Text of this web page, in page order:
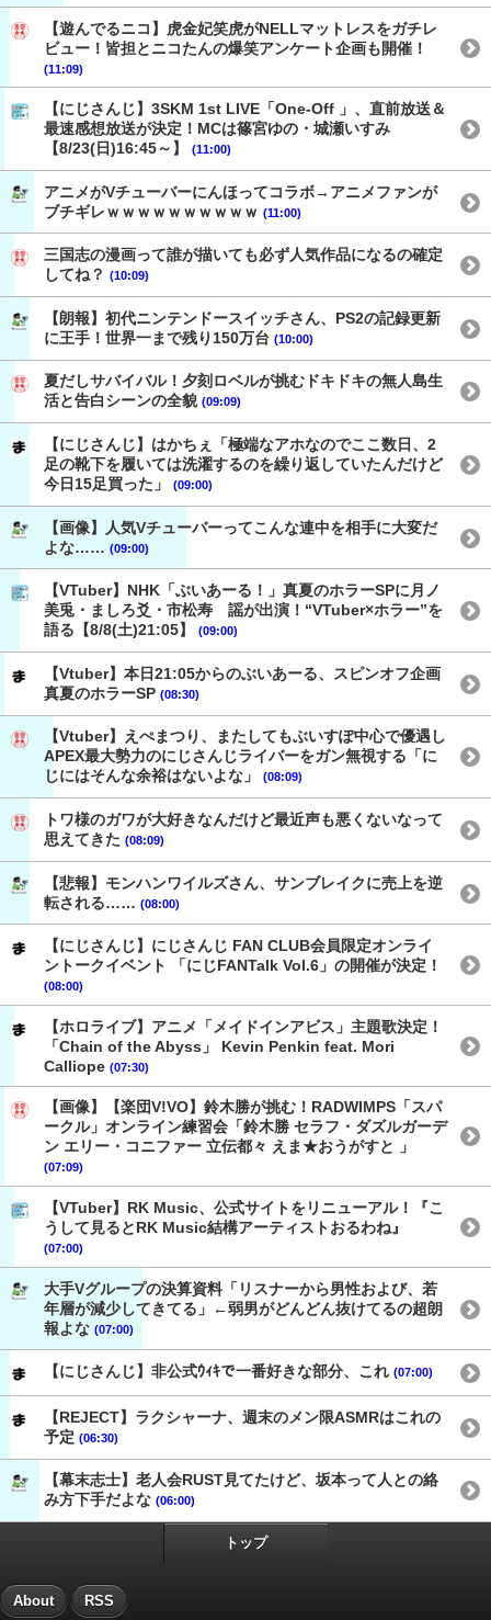
【遊んでるニコ】虎金妃笑虎がNELLマットレスをガチレ
ビュー！皆担とニコたんの爆笑アンケート企画も開催！
(11:09)
【にじさんじ】3SKM 1st LIVE「One-Off 」、直前放送＆
最速感想放送が決定！MCは篠宮ゆの・城瀬いすみ
【8/23(日)16:45～】
(11:00)
アニメがVチューバーにんほってコラボ→アニメファンが
ブチギレｗｗｗｗｗｗｗｗｗｗ (11:00)
三国志の漫画って誰が描いても必ず人気作品になるの確定
してね？ (10:09)
【朗報】初代ニンテンドースイッチさん、PS2の記録更新
に王手！世界一まで残り150万台 (10:00)
夏だしサバイバル！夕刻ロベルが挑むドキドキの無人島生
活と告白シーンの全貌 (09:09)
【にじさんじ】はかちぇ「極端なアホなのでここ数日、2
足の靴下を履いては洗濯するのを繰り返していたんだけど
今日15足買った」
(09:00)
【画像】人気Vチューバーってこんな連中を相手に大変だ
よな…… (09:00)
【VTuber】NHK「ぶいあーる！」真夏のホラーSPに月ノ
美兎・ましろ爻・市松寿ゞ謡が出演！“VTuber×ホラー”を
語る【8/8(土)21:05】
(09:00)
【Vtuber】本日21:05からのぶいあーる、スピンオフ企画
真夏のホラーSP (08:30)
【Vtuber】えぺまつり、またしてもぶいすぽ中心で優遇し
APEX最大勢力のにじさんじライバーをガン無視する「に
じにはそんな余裕はないよな」
(08:09)
トワ様のガワが大好きなんだけど最近声も悪くないなって
思えてきた (08:09)
【悲報】モンハンワイルズさん、サンブレイクに売上を逆
転される…… (08:00)
【にじさんじ】にじさんじ FAN CLUB会員限定オンライ
ントークイベント 「にじFANTalk Vol.6」の開催が決定！
(08:00)
【ホロライブ】アニメ「メイドインアビス」主題歌決定！
「Chain of the Abyss」 Kevin Penkin feat. Mori
Calliope (07:30)
【画像】【楽団V!VO】鈴木勝が挑む！RADWIMPS「スパ
ークル」オンライン練習会「鈴木勝 セラフ・ダズルガーデ
ン エリー・コニファー 立伝都々 えま★おうがすと 」
(07:09)
【VTuber】RK Music、公式サイトをリニューアル！『こ
うして見るとRK Music結構アーティストおるわね』
(07:00)
大手Vグループの決算資料「リスナーから男性および、若
年層が減少してきてる」←弱男がどんどん抜けてるの超朗
報よな (07:00)
【にじさんじ】非公式ｳｨｷで一番好きな部分、これ (07:00)
【REJECT】ラクシャーナ、週末のメン限ASMRはこれの
予定 (06:30)
【幕末志士】老人会RUST見てたけど、坂本って人との絡
み方下手だよな (06:00)
トップ
About RSS